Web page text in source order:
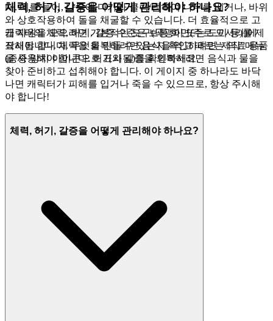
다. 예를 들어, 나무에 다가가 클릭/탭하여 나무를 베거나, 바위
와 상호작용하여 돌을 채굴할 수 있습니다. 더 효율적으로 고
급 자원을 모으려면 기본적인 도구(곡괭이 또는 도끼 등)를 제
작해야 합니다. 무엇을 만들 수 있는지 확인하려면 '제작' 메뉴
(종종 망치 아이콘으로 표시됨)를 확인하세요.
체력, 허기, 갈증을 어떻게 관리해야 하나요?
캐릭터의 체력, 허기, 갈증 수준은 보통 화면(주로 모서리)에
표시됩니다. 체력을 회복하려면 음식을 먹고 때로는 의료 용품
을 사용해야 합니다. 허기와 갈증을 회복하려면 음식과 물을
찾아 준비하고 섭취해야 합니다. 이 게이지 중 하나라도 바닥
나면 캐릭터가 피해를 입거나 죽을 수 있으므로, 항상 주시해
야 합니다!
체력, 허기, 갈증을 어떻게 관리해야 하나요?